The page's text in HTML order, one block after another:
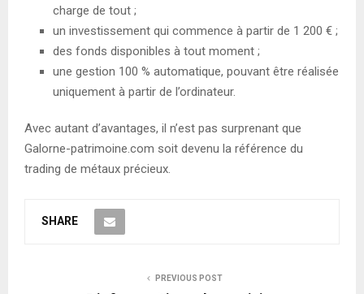
charge de tout ;
un investissement qui commence à partir de 1 200 € ;
des fonds disponibles à tout moment ;
une gestion 100 % automatique, pouvant être réalisée
uniquement à partir de l’ordinateur.
Avec autant d’avantages, il n’est pas surprenant que
Galorne-patrimoine.com soit devenu la référence du
trading de métaux précieux.
SHARE
PREVIOUS POST